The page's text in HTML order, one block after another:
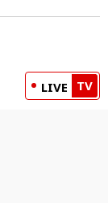
LIVE TV